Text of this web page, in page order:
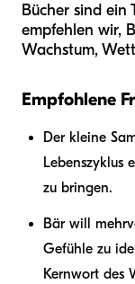
Bücher sind ein
empfehlen wir,
Wachstum,
Empfohlene
Der kleine
Lebenszyklus
zu bringen.
Bär will mehr
Gefühle zu
Kernwort des